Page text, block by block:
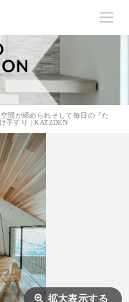
間が締められそして毎日の『た
手すり | KATZDEN
拡大表示する